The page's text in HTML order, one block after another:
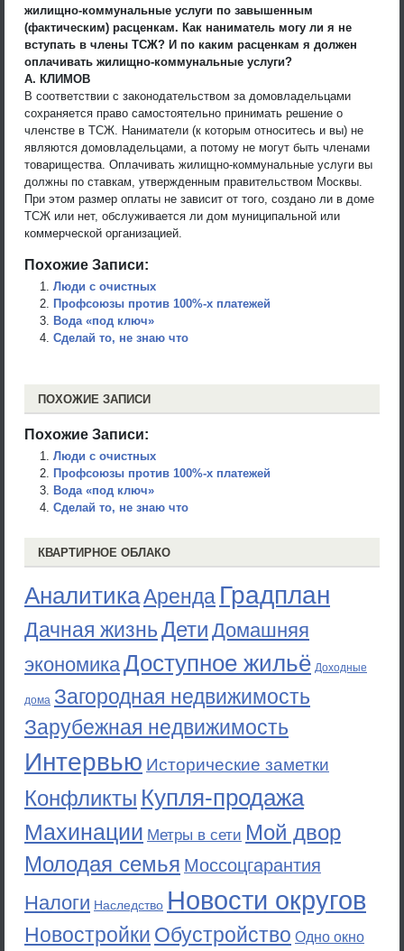
жилищно-коммунальные услуги по завышенным
(фактическим) расценкам. Как наниматель могу ли я не
вступать в члены ТСЖ? И по каким расценкам я должен
оплачивать жилищно-коммунальные услуги?
А. КЛИМОВ
В соответствии с законодательством за домовладельцами
сохраняется право самостоятельно принимать решение о
членстве в ТСЖ. Наниматели (к которым относитесь и вы) не
являются домовладельцами, а потому не могут быть членами
товарищества. Оплачивать жилищно-коммунальные услуги вы
должны по ставкам, утвержденным правительством Москвы.
При этом размер оплаты не зависит от того, создано ли в доме
ТСЖ или нет, обслуживается ли дом муниципальной или
коммерческой организацией.
Похожие Записи:
Люди с очистных
Профсоюзы против 100%-х платежей
Вода «под ключ»
Сделай то, не знаю что
ПОХОЖИЕ ЗАПИСИ
Похожие Записи:
Люди с очистных
Профсоюзы против 100%-х платежей
Вода «под ключ»
Сделай то, не знаю что
КВАРТИРНОЕ ОБЛАКО
АналитикаАренда Градплан
Дачная жизньДети Домашняя
экономикаДоступное жильё Доходные
дома Загородная недвижимость
Зарубежная недвижимость
Интервью Исторические заметки
Конфликты Купля-продажа
Махинации Метры в сети Мой двор
Молодая семья Моссоцгарантия
Налоги Наследство Новости округов
Новостройки Обустройство Одно окно